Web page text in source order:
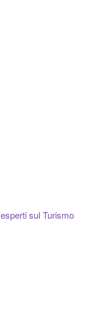
sul Turismo